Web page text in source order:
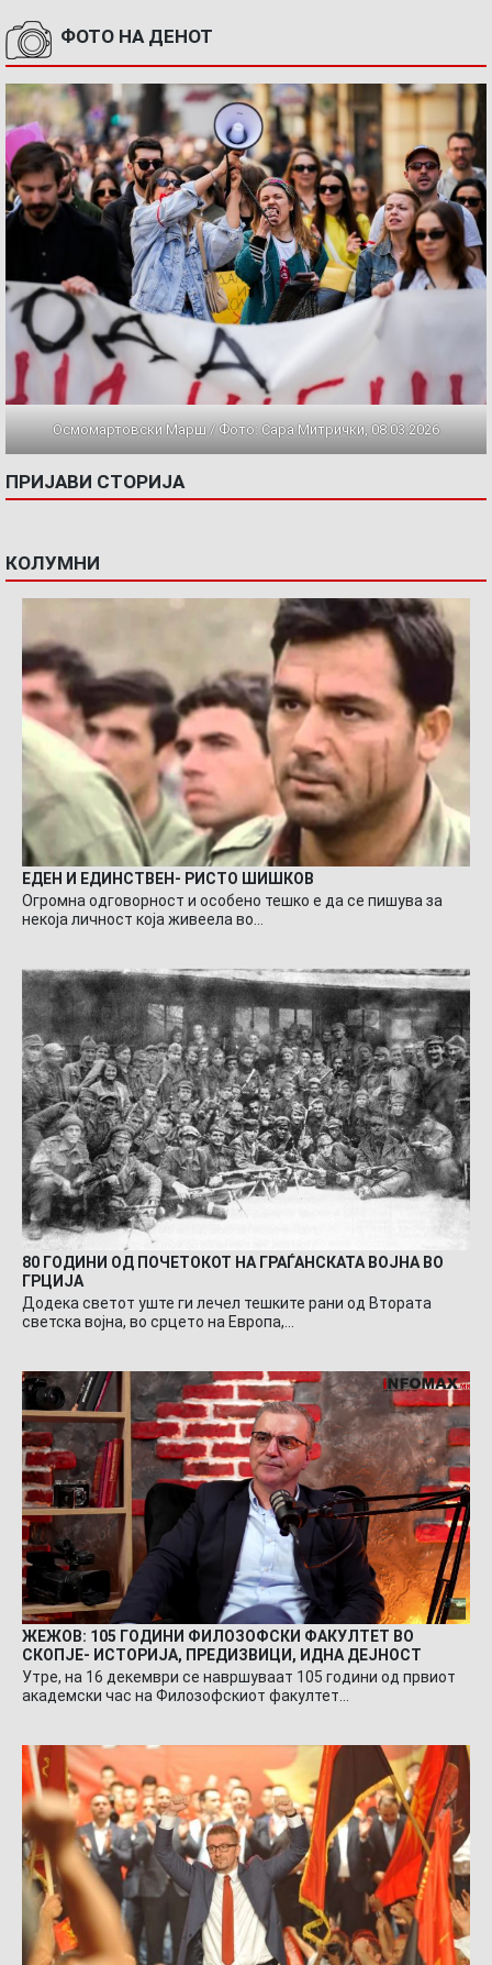
ФОТО НА ДЕНОТ
Осмомартовски Марш / Фото: Сара Митрички, 08.03.2026
ПРИЈАВИ СТОРИЈА
КОЛУМНИ
ЕДЕН И ЕДИНСТВЕН- РИСТО ШИШКОВ
Огромна одговорност и особено тешко е да се пишува за
некоја личност која живеела во…
80 ГОДИНИ ОД ПОЧЕТОКОТ НА ГРАЃАНСКАТА ВОЈНА ВО
ГРЦИЈА
Додека светот уште ги лечел тешките рани од Втората
светска војна, во срцето на Европа,…
ЖЕЖОВ: 105 ГОДИНИ ФИЛОЗОФСКИ ФАКУЛТЕТ ВО
СКОПЈЕ- ИСТОРИЈА, ПРЕДИЗВИЦИ, ИДНА ДЕЈНОСТ
Утре, на 16 декември се навршуваат 105 години од првиот
академски час на Филозофскиот факултет…